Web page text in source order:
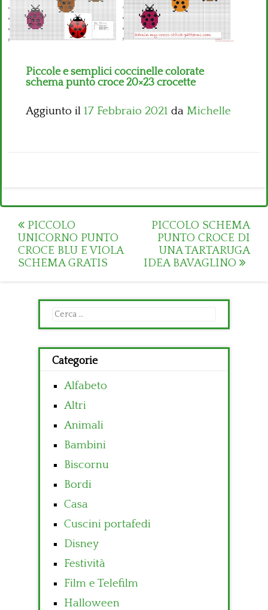
Thun
Piccole e semplici coccinelle colorate
schema punto croce 20×23 crocette
Aggiunto il 17 Febbraio 2021 da Michelle
Post
navigation
PICCOLO
UNICORNO PUNTO
CROCE BLU E VIOLA
SCHEMA GRATIS
PICCOLO SCHEMA
PUNTO CROCE DI
UNA TARTARUGA
IDEA BAVAGLINO
Ricerca
per:
Categorie
Alfabeto
Altri
Animali
Bambini
Biscornu
Bordi
Casa
Cuscini portafedi
Disney
Festività
Film e Telefilm
Halloween